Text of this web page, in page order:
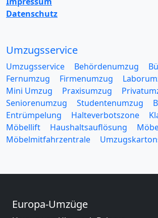
Datenschutz
Umzugsservice
Umzugsservice Behördenumzug
Fernumzug
Firmenumzug
Mini Umzug
Praxisumzug
Seniorenumzug
Studentenumzug
Entrümpelung
Halteverbotszone
Möbellift
Haushaltsauflösung
Möbelmitfahrzentrale
Europa-Umzüge